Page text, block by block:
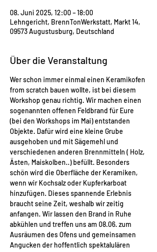
08. Juni 2025, 12:00 – 18:00
Lehngericht, BrennTonWerkstatt, Markt 14,
09573 Augustusburg, Deutschland
Über die Veranstaltung
Wer schon immer einmal einen Keramikofen
from scratch bauen wollte, ist bei diesem
Workshop genau richtig. Wir machen einen
sogenannten offenen Feldbrand für Eure
(bei den Workshops im Mai) entstanden
Objekte. Dafür wird eine kleine Grube
ausgehoben und mit Sägemehl und
verschiedenen anderen Brennmitteln ( Holz,
Ästen, Maiskolben..) befüllt. Besonders
schön wird die Oberfläche der Keramiken,
wenn wir Kochsalz oder Kupferkarboat
hinzufügen. Dieses spannende Erlebnis
braucht seine Zeit, weshalb wir zeitig
anfangen. Wir lassen den Brand in Ruhe
abkühlen und treffen uns am 08.06. zum
Ausräumen des Ofens und gemeinsamen
Angucken der hoffentlich spektalulären